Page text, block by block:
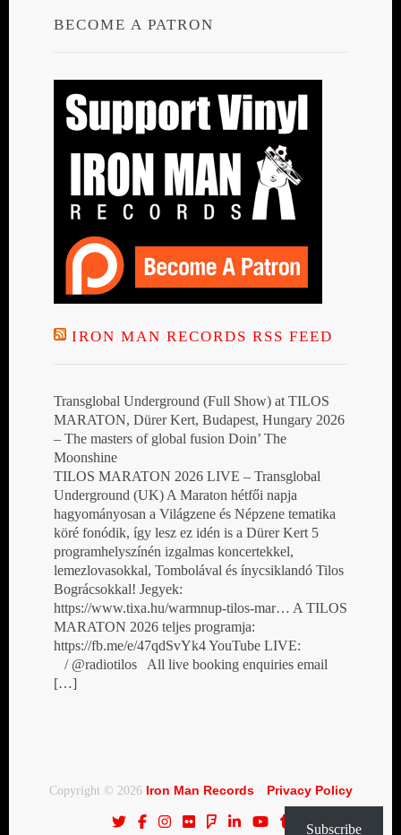
BECOME A PATRON
IRON MAN RECORDS RSS FEED
Transglobal Underground (Full Show) at TILOS
MARATON, Dürer Kert, Budapest, Hungary 2026
– The masters of global fusion Doin’ The
Moonshine
TILOS MARATON 2026 LIVE – Transglobal
Underground (UK) A Maraton hétfői napja
hagyományosan a Világzene és Népzene tematika
köré fonódik, így lesz ez idén is a Dürer Kert 5
programhelyszínén izgalmas koncertekkel,
lemezlovasokkal, Tombolával és ínycsiklandó Tilos
Bográcsokkal! Jegyek:
https://www.tixa.hu/warmnup-tilos-mar… A TILOS
MARATON 2026 teljes programja:
https://fb.me/e/47qdSvYk4 YouTube LIVE:
/ @radiotilos All live booking enquiries email
[…]
Copyright © 2026 Iron Man Records· Privacy Policy
Subscribe